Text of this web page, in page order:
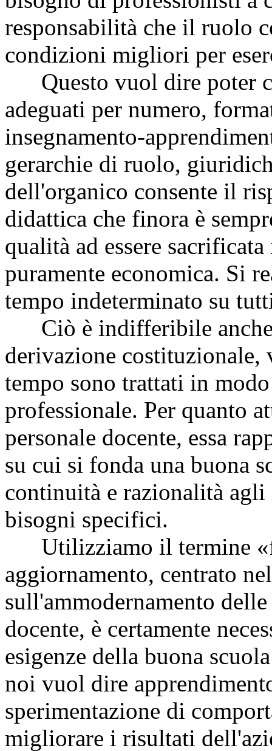
responsabilità che il ruolo
condizioni migliori per
Questo vuol dire poter
adeguati per numero,
insegnamento-
gerarchie di ruolo,
dell'organico consente il
didattica che finora è
qualità ad essere
puramente economica. Si
tempo indeterminato su
Ciò è indifferibile anche
derivazione costituzionale,
tempo sono trattati in
professionale. Per quanto
personale docente, essa
su cui si fonda una buona
continuità e razionalità
bisogni specifici.
Utilizziamo il termine
aggiornamento, centrato
sull'ammodernamento
docente, è certamente
esigenze della buona
noi vuol dire
sperimentazione di
migliorare i risultati